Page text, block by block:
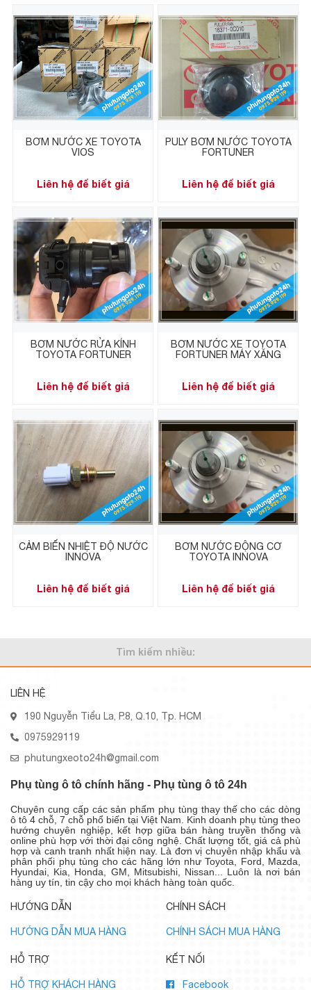
BƠM NƯỚC XE TOYOTA
VIOS
Liên hệ để biết giá
PULY BƠM NƯỚC TOYOTA
FORTUNER
Liên hệ để biết giá
BƠM NƯỚC RỬA KÍNH
TOYOTA FORTUNER
Liên hệ để biết giá
BƠM NƯỚC XE TOYOTA
FORTUNER MÁY XĂNG
Liên hệ để biết giá
CẢM BIẾN NHIỆT ĐỘ NƯỚC
INNOVA
Liên hệ để biết giá
BƠM NƯỚC ĐỘNG CƠ
TOYOTA INNOVA
Liên hệ để biết giá
Tìm kiếm nhiều:
LIÊN HỆ
190 Nguyễn Tiểu La, P.8, Q.10, Tp. HCM
0975929119
phutungxeoto24h@gmail.com
Phụ tùng ô tô chính hãng - Phụ tùng ô tô 24h
Chuyên cung cấp các sản phẩm phụ tùng thay thế cho các dòng
ô tô 4 chỗ, 7 chỗ phổ biến tại Việt Nam. Kinh doanh phụ tùng theo
hướng chuyên nghiệp, kết hợp giữa bán hàng truyền thống và
online phù hợp với thời đại công nghệ. Chất lượng tốt, giá cả phù
hợp và canh tranh nhất hiện nay. Là đơn vị chuyên nhập khẩu và
phân phối phụ tùng cho các hãng lớn như Toyota, Ford, Mazda,
Hyundai, Kia, Honda, GM, Mitsubishi, Nissan... Luôn là nơi bán
hàng uy tín, tin cậy cho mọi khách hàng toàn quốc.
HƯỚNG DẪN
HƯỚNG DẪN MUA HÀNG
CHÍNH SÁCH
CHÍNH SÁCH MUA HÀNG
HỖ TRỢ
HỖ TRỢ KHÁCH HÀNG
KẾT NỐI
Facebook